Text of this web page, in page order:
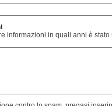
informazioni in quali anni è stato